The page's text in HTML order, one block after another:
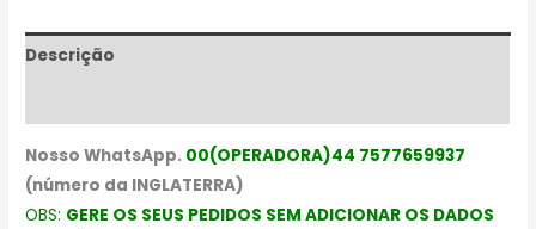
Descrição
Nosso WhatsApp. 00(OPERADORA)44 7577659937
(número da INGLATERRA)
OBS: GERE OS SEUS PEDIDOS SEM ADICIONAR OS DADOS